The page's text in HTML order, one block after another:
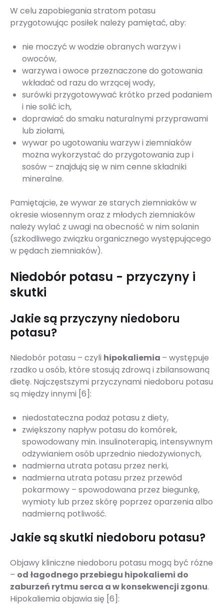
W celu zapobiegania stratom potasu
przygotowując posiłek należy pamiętać, aby:
nie moczyć w wodzie obranych warzyw i
owoców,
warzywa i owoce przeznaczone do gotowania
wkładać od razu do wrzącej wody,
surówki przygotowywać krótko przed podaniem
i nie solić ich,
doprawiać do smaku naturalnymi przyprawami
lub ziołami,
wywar po ugotowaniu warzyw i ziemniaków
można wykorzystać do przygotowania zup i
sosów – znajdują się w nim cenne składniki
mineralne.
Pamiętajcie, że wywar ze starych ziemniaków w
okresie wiosennym oraz z młodych ziemniaków
należy wylać z uwagi na obecność w nim solanin
(szkodliwego związku organicznego występującego
w pędach ziemniaków).
Niedobór potasu - przyczyny i
skutki
Jakie są przyczyny niedoboru
potasu?
Niedobór potasu – czyli hipokaliemia – występuje
rzadko u osób, które stosują zdrową i zbilansowaną
dietę. Najczęstszymi przyczynami niedoboru potasu
są między innymi [6]:
niedostateczna podaż potasu z diety,
zwiększony napływ potasu do komórek,
spowodowany min. insulinoterapią, intensywnym
odżywianiem osób uprzednio niedożywionych,
nadmierna utrata potasu przez nerki,
nadmierna utrata potasu przez przewód
pokarmowy – spowodowana przez biegunkę,
wymioty lub przez skórę poprzez oparzenia albo
nadmierną potliwość.
Jakie są skutki niedoboru potasu?
Objawy kliniczne niedoboru potasu mogą być różne
– od łagodnego przebiegu hipokaliemi do
zaburzeń rytmu serca a w konsekwencji zgonu.
Hipokaliemia objawia się [6]: